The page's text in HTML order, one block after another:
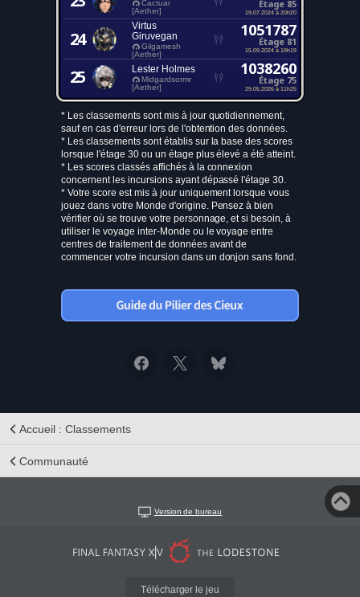
Cactuar
[Aether]
Étage 85
19.07.2024 à 20h20
24
Virtus
Giruvegan
Gilgamesh
[Aether]
1051787
Étage 81
15.09.2024 à 19h19
25 Lester Holmes
Midgardsormr
[Aether]
1038260
Étage 75
29.05.2026 à 11h25
* Les classements sont mis à jour quotidiennement,
sauf en cas d'erreur lors de l'obtention des données.
* Les classements sont établis sur la base des scores
lorsque l'étage 30 ou un étage plus élevé a été atteint.
* Les scores classés affichés à la connexion
concernent les incursions ayant dépassé l'étage 30.
* Votre score est mis à jour uniquement lorsque vous
jouez dans votre Monde d'origine. Pensez à bien
vérifier où se trouve votre personnage, et si besoin, à
utiliser le voyage inter-Monde ou le voyage entre
centres de traitement de données avant de
commencer votre incursion dans un donjon sans fond.
Accueil : Classements
Communauté
Version de bureau
Télécharger le jeu